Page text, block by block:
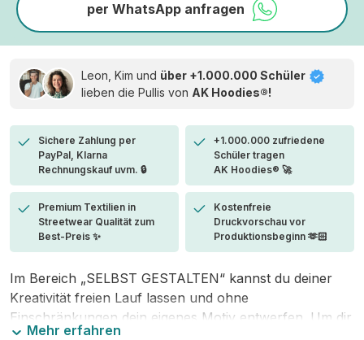
per WhatsApp anfragen
Leon, Kim und über +1.000.000 Schüler
lieben die Pullis von AK Hoodies®!
Sichere Zahlung per
PayPal, Klarna
Rechnungskauf uvm. 🔒
+1.000.000 zufriedene
Schüler tragen
AK Hoodies® 🚀
Premium Textilien in
Streetwear Qualität zum
Best-Preis ✨
Kostenfreie
Druckvorschau vor
Produktionsbeginn 🫶🏻
Im Bereich „SELBST GESTALTEN“ kannst du deiner
Kreativität freien Lauf lassen und ohne
Einschränkungen dein eigenes Motiv entwerfen. Um dir
Mehr erfahren